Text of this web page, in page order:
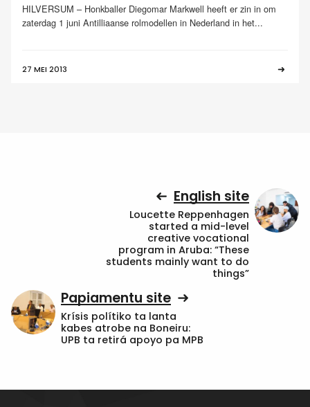
HILVERSUM – Honkballer Diegomar Markwell heeft er zin in om
zaterdag 1 juni Antilliaanse rolmodellen in Nederland in het...
27 MEI 2013
English site
Loucette Reppenhagen
started a mid-level
creative vocational
program in Aruba: “These
students mainly want to do
things”
Papiamentu site
Krísis polítiko ta lanta
kabes atrobe na Boneiru:
UPB ta retirá apoyo pa MPB